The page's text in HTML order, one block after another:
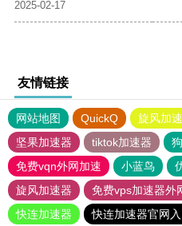
2025-02-17
友情链接
网站地图 QuickQ 旋风加
坚果加速器
tiktok加速器
免费vqn外网加速
小蓝鸟
旋风加速器
免费vps加速器外
快连加速器
快连加速器官网入